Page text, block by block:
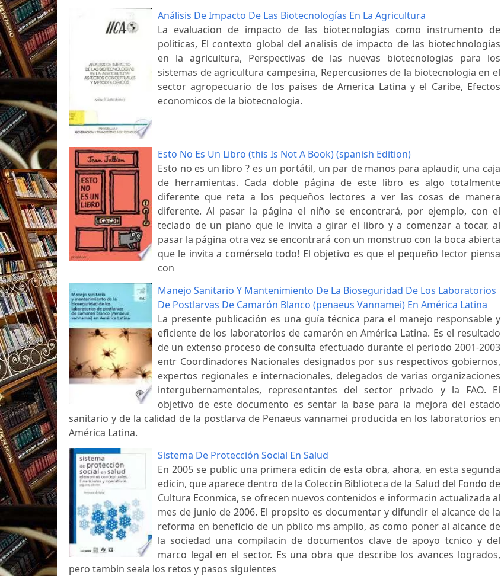
Análisis De Impacto De Las Biotecnologías En La Agricultura
La evaluacion de impacto de las biotecnologias como instrumento de
politicas, El contexto global del analisis de impacto de las biotechnologias
en la agricultura, Perspectivas de las nuevas biotecnologias para los
sistemas de agricultura campesina, Repercusiones de la biotecnologia en el
sector agropecuario de los paises de America Latina y el Caribe, Efectos
economicos de la biotecnologia.
Esto No Es Un Libro (this Is Not A Book) (spanish Edition)
Esto no es un libro ? es un portátil, un par de manos para aplaudir, una caja
de herramientas. Cada doble página de este libro es algo totalmente
diferente que reta a los pequeños lectores a ver las cosas de manera
diferente. Al pasar la página el niño se encontrará, por ejemplo, con el
teclado de un piano que le invita a girar el libro y a comenzar a tocar, al
pasar la página otra vez se encontrará con un monstruo con la boca abierta
que le invita a comérselo todo! El objetivo es que el pequeño lector piensa
con
Manejo Sanitario Y Mantenimiento De La Bioseguridad De Los Laboratorios
De Postlarvas De Camarón Blanco (penaeus Vannamei) En América Latina
La presente publicación es una guía técnica para el manejo responsable y
eficiente de los laboratorios de camarón en América Latina. Es el resultado
de un extenso proceso de consulta efectuado durante el periodo 2001-2003
entr Coordinadores Nacionales designados por sus respectivos gobiernos,
expertos regionales e internacionales, delegados de varias organizaciones
intergubernamentales, representantes del sector privado y la FAO. El
objetivo de este documento es sentar la base para la mejora del estado
sanitario y de la calidad de la postlarva de Penaeus vannamei producida en los laboratorios en
América Latina.
Sistema De Protección Social En Salud
En 2005 se public una primera edicin de esta obra, ahora, en esta segunda
edicin, que aparece dentro de la Coleccin Biblioteca de la Salud del Fondo de
Cultura Econmica, se ofrecen nuevos contenidos e informacin actualizada al
mes de junio de 2006. El propsito es documentar y difundir el alcance de la
reforma en beneficio de un pblico ms amplio, as como poner al alcance de
la sociedad una compilacin de documentos clave de apoyo tcnico y del
marco legal en el sector. Es una obra que describe los avances logrados,
pero tambin seala los retos y pasos siguientes